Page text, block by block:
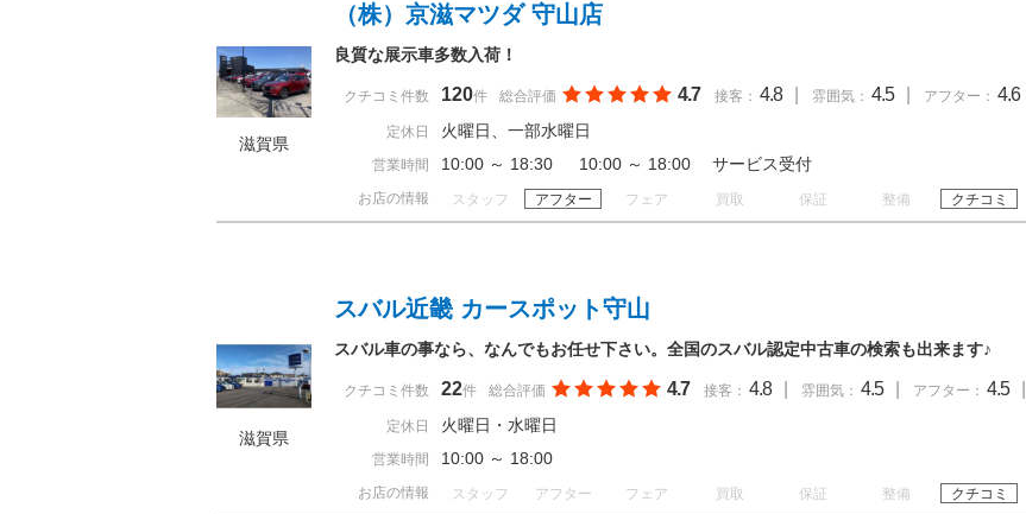
滋賀県
（株）京滋マツダ 守山店
良質な展示車多数入荷！
クチコミ件数 120件 総合評価 4.7 接客： 4.8 雰囲気： 4.5 アフター： 4.6
定休日 火曜日、一部水曜日
営業時間 10:00 ～ 18:30 10:00 ～ 18:00 サービス受付
お店の情報 スタッフ アフター フェア 買取 保証 整備 クチコミ
滋賀県
スバル近畿 カースポット守山
スバル車の事なら、なんでもお任せ下さい。全国のスバル認定中古車の検索も出来ます♪
クチコミ件数 22件 総合評価 4.7 接客： 4.8 雰囲気： 4.5 アフター： 4.5
定休日 火曜日・水曜日
営業時間 10:00 ～ 18:00
お店の情報 スタッフ アフター フェア 買取 保証 整備 クチコミ